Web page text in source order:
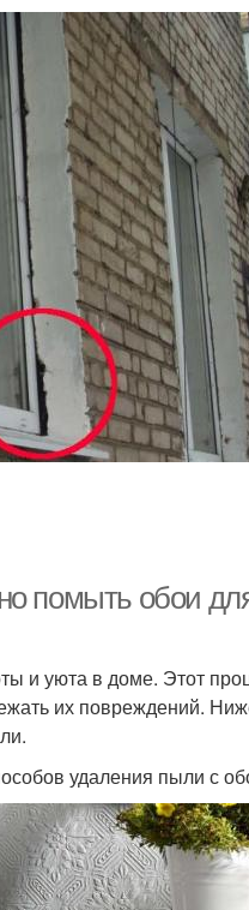
помыть обои
и уюта в доме. Этот
их повреждений.
удаления пыли с